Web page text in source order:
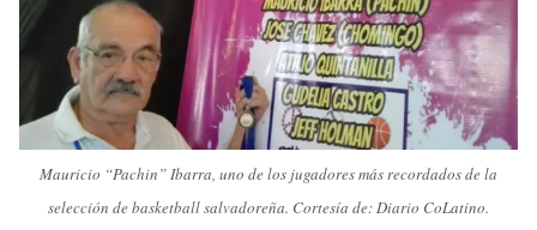
Mauricio “Pachin” Ibarra, uno de los jugadores más recordados de la
selección de basketball salvadoreña. Cortesía de: Diario CoLatino.